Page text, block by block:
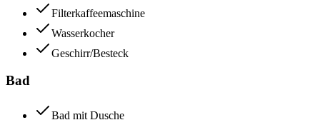
Filterkaffeemaschine
Wasserkocher
Geschirr/Besteck
Bad
Bad mit Dusche